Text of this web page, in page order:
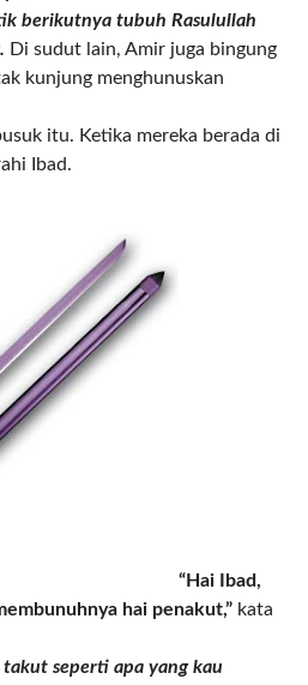
berikutnya tubuh Rasulullah
Di sudut lain, Amir juga bingung
kunjung menghunuskan
itu. Ketika mereka berada di
Ibad.
“Hai Ibad,
hai penakut,”kata
seperti apa yang kau